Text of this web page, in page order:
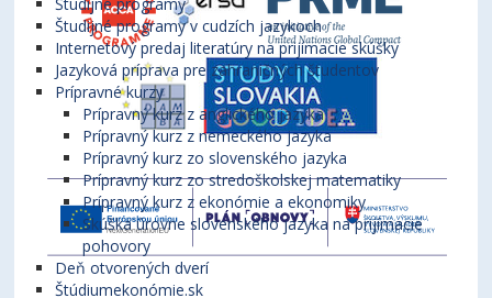
Študijné programy v cudzích jazykoch
Internetový predaj literatúry na prijímacie skúšky
Jazyková príprava pre zahraničných študentov
Prípravné kurzy
Prípravný kurz z anglického jazyka
Prípravný kurz z nemeckého jazyka
Prípravný kurz zo slovenského jazyka
Prípravný kurz zo stredoškolskej matematiky
Prípravný kurz z ekonómie a ekonomiky
Skúška úrovne slovenského jazyka na prijímacie
pohovory
Deň otvorených dverí
Štúdiumekonómie.sk